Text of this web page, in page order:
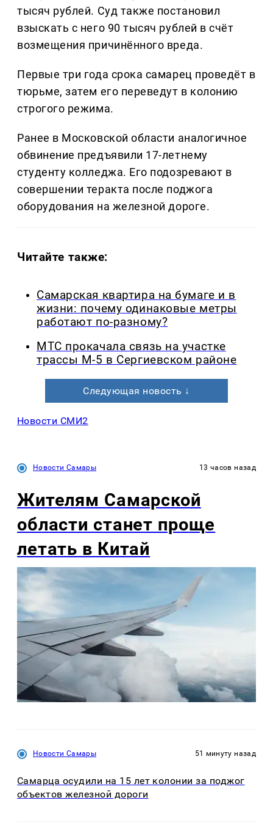
тысяч рублей. Суд также постановил
взыскать с него 90 тысяч рублей в счёт
возмещения причинённого вреда.
Первые три года срока самарец проведёт в
тюрьме, затем его переведут в колонию
строгого режима.
Ранее в Московской области аналогичное
обвинение предъявили 17-летнему
студенту колледжа. Его подозревают в
совершении теракта после поджога
оборудования на железной дороге.
Читайте также:
Самарская квартира на бумаге и в
жизни: почему одинаковые метры
работают по-разному?
МТС прокачала связь на участке
трассы М-5 в Сергиевском районе
Следующая новость ↓
Новости СМИ2
Новости Самары 13 часов назад
Жителям Самарской
области станет проще
летать в Китай
Новости Самары 51 минуту назад
Самарца осудили на 15 лет колонии за поджог
объектов железной дороги